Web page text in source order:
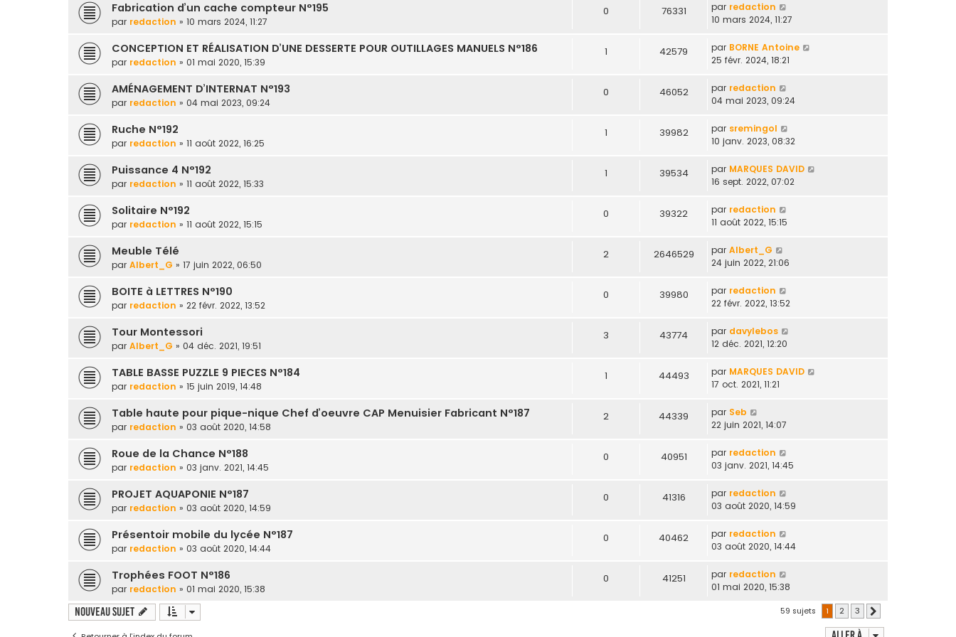
Fabrication d’un cache compteur N°195
par redaction » 10 mars 2024, 11:27
0 76331 par redaction
10 mars 2024, 11:27
CONCEPTION ET RÉALISATION D’UNE DESSERTE POUR OUTILLAGES MANUELS N°186
par redaction » 01 mai 2020, 15:39
1 42579 par BORNE Antoine
25 févr. 2024, 18:21
AMÉNAGEMENT D’INTERNAT N°193
par redaction » 04 mai 2023, 09:24
0 46052 par redaction
04 mai 2023, 09:24
Ruche N°192
par redaction » 11 août 2022, 16:25
1 39982 par sremingol
10 janv. 2023, 08:32
Puissance 4 N°192
par redaction » 11 août 2022, 15:33
1 39534 par MARQUES DAVID
16 sept. 2022, 07:02
Solitaire N°192
par redaction » 11 août 2022, 15:15
0 39322 par redaction
11 août 2022, 15:15
Meuble Télé
par Albert_G » 17 juin 2022, 06:50
2 2646529 par Albert_G
24 juin 2022, 21:06
BOITE à LETTRES N°190
par redaction » 22 févr. 2022, 13:52
0 39980 par redaction
22 févr. 2022, 13:52
Tour Montessori
par Albert_G » 04 déc. 2021, 19:51
3 43774 par davylebos
12 déc. 2021, 12:20
TABLE BASSE PUZZLE 9 PIECES N°184
par redaction » 15 juin 2019, 14:48
1 44493 par MARQUES DAVID
17 oct. 2021, 11:21
Table haute pour pique-nique Chef d’oeuvre CAP Menuisier Fabricant N°187
par redaction » 03 août 2020, 14:58
2 44339 par Seb
22 juin 2021, 14:07
Roue de la Chance N°188
par redaction » 03 janv. 2021, 14:45
0 40951 par redaction
03 janv. 2021, 14:45
PROJET AQUAPONIE N°187
par redaction » 03 août 2020, 14:59
0 41316 par redaction
03 août 2020, 14:59
Présentoir mobile du lycée N°187
par redaction » 03 août 2020, 14:44
0 40462 par redaction
03 août 2020, 14:44
Trophées FOOT N°186
par redaction » 01 mai 2020, 15:38
0 41251 par redaction
01 mai 2020, 15:38
Nouveau sujet 59 sujets 1 2 3